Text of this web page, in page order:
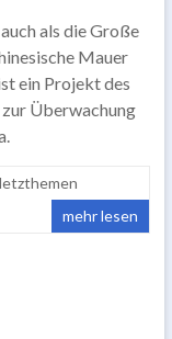
als die Große
Mauer
ein Projekt des
Überwachung
mehr lesen